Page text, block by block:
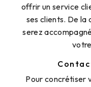
offrir un service
ses clients. De la
serez
Pour concrétiser